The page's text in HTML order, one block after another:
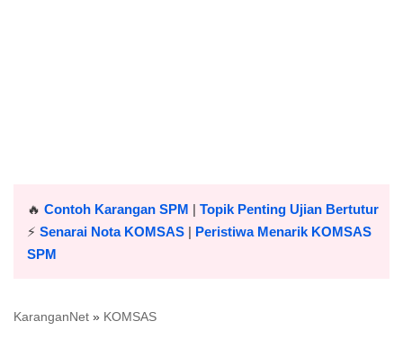
🔥 Contoh Karangan SPM | Topik Penting Ujian Bertutur
⚡️ Senarai Nota KOMSAS | Peristiwa Menarik KOMSAS
SPM
KaranganNet » KOMSAS